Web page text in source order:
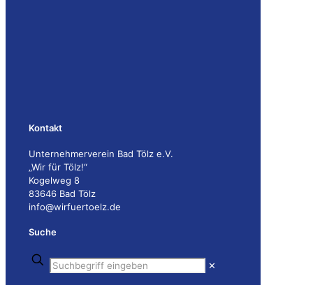
Kontakt
Unternehmerverein Bad Tölz e.V.
„Wir für Tölz!“
Kogelweg 8
83646 Bad Tölz
info@wirfuertoelz.de
Suche
✕